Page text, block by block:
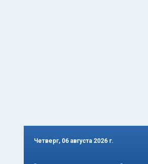
Четверг, 06 августа 2026 г.